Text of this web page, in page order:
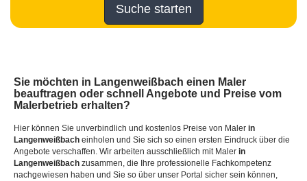
Suche starten
Sie möchten in Langenweißbach einen Maler
beauftragen oder schnell Angebote und Preise vom
Malerbetrieb erhalten?
Hier können Sie unverbindlich und kostenlos Preise von Maler in
Langenweißbach einholen und Sie sich so einen ersten Eindruck über die
Angebote verschaffen. Wir arbeiten ausschließlich mit Maler in
Langenweißbach zusammen, die Ihre professionelle Fachkompetenz
nachgewiesen haben und Sie so über unser Portal sicher sein können,